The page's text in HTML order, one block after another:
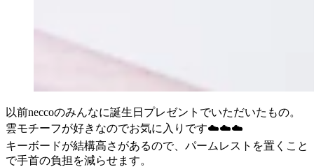
以前neccoのみんなに誕生日プレゼントでいただいたもの。
雲モチーフが好きなのでお気に入りです☁️☁️☁️
キーボードが結構高さがあるので、パームレストを置くこと
で手首の負担を減らせます。